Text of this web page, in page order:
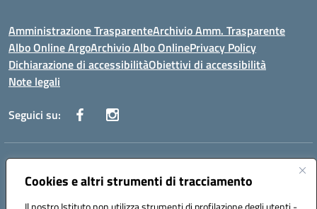
Cookies e altri strumenti di tracciamento
Amministrazione TrasparenteArchivio Amm. Trasparente
Albo Online ArgoArchivio Albo OnlinePrivacy Policy
Dichiarazione di accessibilitàObiettivi di accessibilità
Note legali
Seguici su:
Indirizzo:
Centralino:0823 742191 Email:CEIC8BC00Q@istruzione.it